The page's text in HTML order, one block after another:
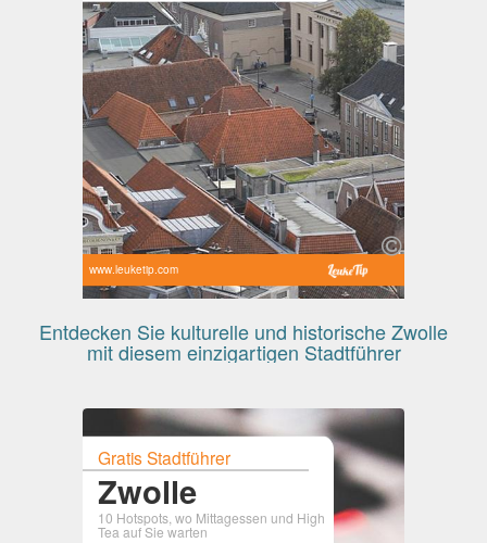
www.leuketip.com
Entdecken Sie kulturelle und historische Zwolle
mit diesem einzigartigen Stadtführer
Gratis Stadtführer
Zwolle
10 Hotspots, wo Mittagessen und High
Tea auf Sie warten